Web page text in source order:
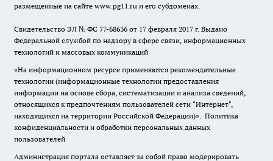
размещенные на сайте www.pg11.ru и его субдоменах.
Свидетельство ЭЛ № ФС 77-68636 от 17 февраля 2017 г. Выдано
Федеральной службой по надзору в сфере связи, информационных
технологий и массовых коммуникаций
«На информационном ресурсе применяются рекомендательные
технологии (информационные технологии предоставления
информации на основе сбора, систематизации и анализа сведений,
относящихся к предпочтениям пользователей сети "Интернет",
находящихся на территории Российской Федерации)». Политика
конфиденциальности и обработки персональных данных
пользователей
Администрация портала оставляет за собой право модерировать